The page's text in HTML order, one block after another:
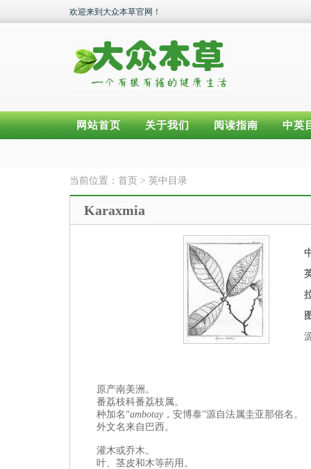
欢迎来到大众本草官网！
网站首页 关于我们 阅读指南 中英
当前位置： 首页 > 英中目录
Karaxmia
原产南美洲。
番荔枝科番荔枝属。
种加名“ambotay ， 安博泰”源自法属圭亚那俗名。
外文名来自巴西。
灌木或乔木。
叶、茎皮和木等药用。